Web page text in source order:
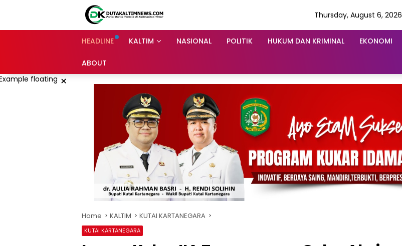
Thursday, August 6, 2026
HEADLINE KALTIM NASIONAL POLITIK HUKUM DAN KRIMINAL EKONOMI
ABOUT
×
Home KALTIM KUTAI KARTANEGARA
KUTAI KARTANEGARA